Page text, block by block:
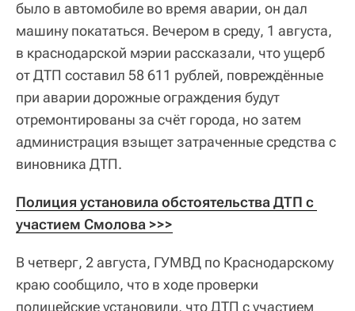
было в автомобиле во время аварии, он дал
машину покататься. Вечером в среду, 1 августа,
в краснодарской мэрии рассказали, что ущерб
от ДТП составил 58 611 рублей, повреждённые
при аварии дорожные ограждения будут
отремонтированы за счёт города, но затем
администрация взыщет затраченные средства с
виновника ДТП.
Полиция установила обстоятельства ДТП с
участием Смолова >>>
В четверг, 2 августа, ГУМВД по Краснодарскому
краю сообщило, что в ходе проверки
полицейские установили, что ДТП с участием